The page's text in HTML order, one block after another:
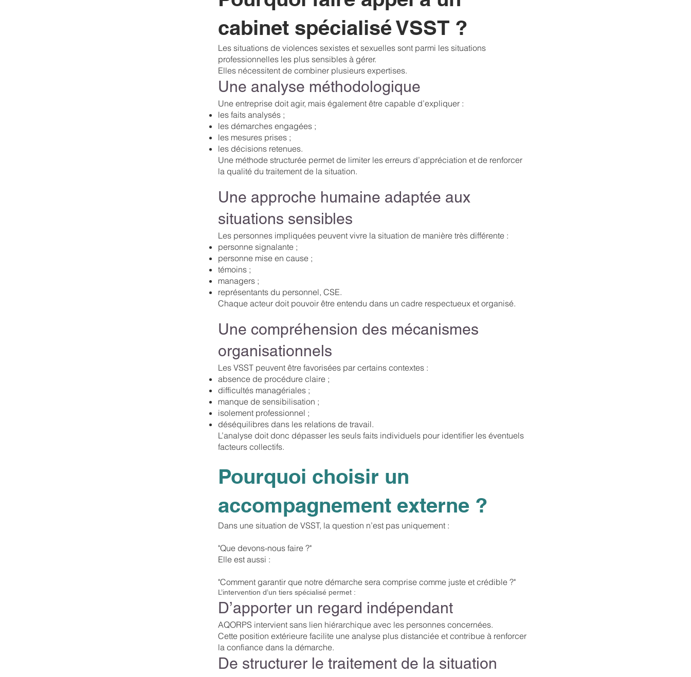
cabinet spécialisé VSST ?
Les situations de violences sexistes et sexuelles sont parmi les situations
professionnelles les plus sensibles à gérer.
Elles nécessitent de combiner plusieurs expertises.
Une analyse méthodologique
Une entreprise doit agir, mais également être capable d’expliquer :
les faits analysés ;
les démarches engagées ;
les mesures prises ;
les décisions retenues.
Une méthode structurée permet de limiter les erreurs d’appréciation et de renforcer
la qualité du traitement de la situation.
Une approche humaine adaptée aux
situations sensibles
Les personnes impliquées peuvent vivre la situation de manière très différente :
personne signalante ;
personne mise en cause ;
témoins ;
managers ;
représentants du personnel, CSE.
Chaque acteur doit pouvoir être entendu dans un cadre respectueux et organisé.
Une compréhension des mécanismes
organisationnels
Les VSST peuvent être favorisées par certains contextes :
absence de procédure claire ;
difficultés managériales ;
manque de sensibilisation ;
isolement professionnel ;
déséquilibres dans les relations de travail.
L’analyse doit donc dépasser les seuls faits individuels pour identifier les éventuels
facteurs collectifs.
Pourquoi choisir un
accompagnement externe ?
Dans une situation de VSST, la question n’est pas uniquement :
"Que devons-nous faire ?"
Elle est aussi :
"Comment garantir que notre démarche sera comprise comme juste et crédible ?"
L’intervention d’un tiers spécialisé permet :
D’apporter un regard indépendant
AQORPS intervient sans lien hiérarchique avec les personnes concernées.
Cette position extérieure facilite une analyse plus distanciée et contribue à renforcer
la confiance dans la démarche.
De structurer le traitement de la situation